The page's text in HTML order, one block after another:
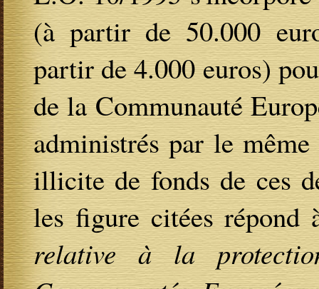
(à partir de 50.000
partir de 4.000 euros)
de la Communauté
administrés par le
illicite de fonds de ces
les figure citées
relative à la